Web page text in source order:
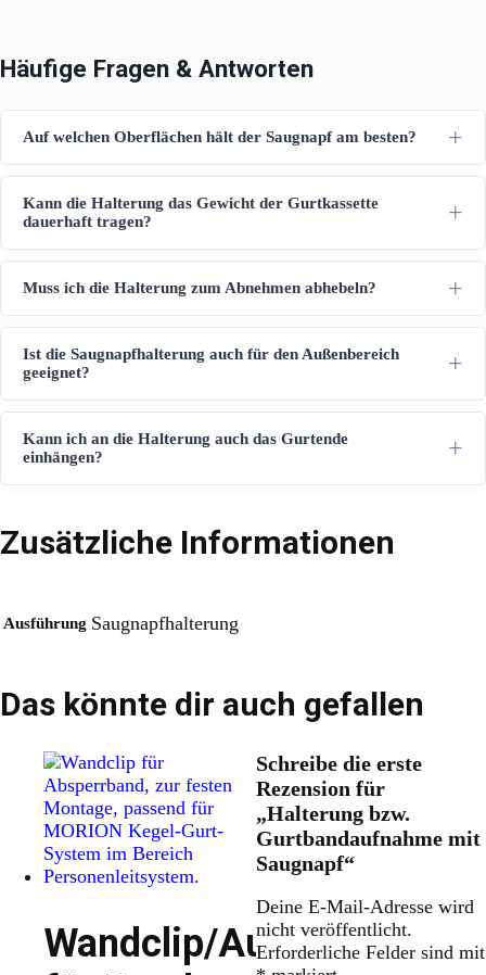
Häufige Fragen & Antworten
Auf welchen Oberflächen hält der Saugnapf am besten?
Kann die Halterung das Gewicht der Gurtkassette
dauerhaft tragen?
Muss ich die Halterung zum Abnehmen abhebeln?
Ist die Saugnapfhalterung auch für den Außenbereich
geeignet?
Kann ich an die Halterung auch das Gurtende
einhängen?
Zusätzliche Informationen
Ausführung Saugnapfhalterung
Das könnte dir auch gefallen
Wandclip/Aufnahme
Schreibe die erste
Rezension für
„Halterung bzw.
Gurtbandaufnahme mit
Saugnapf“
Deine E-Mail-Adresse wird
nicht veröffentlicht.
Erforderliche Felder sind mit